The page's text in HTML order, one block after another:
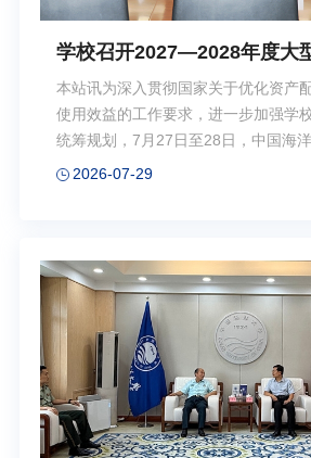
学校召开2027—2028年度大
置库入库校级集中论证会
本站讯为深入贯彻国家关于优化资产
使用效益的工作要求，进一步加强学
统筹规划，7月27日至28日，中国海
2028年度大型仪器设备购置库入库校
工作领导小组成员及相关职能部门负
会议由国有资产与实验室管理处处长
持。 李岩在致辞中代表学校向各
对学校建设发展的关心支持表示感谢
仪器设备是支撑高校教学科研的基础
正聚力推进高质量内涵式发展，持续
放共享、科学统...
2026-07-29